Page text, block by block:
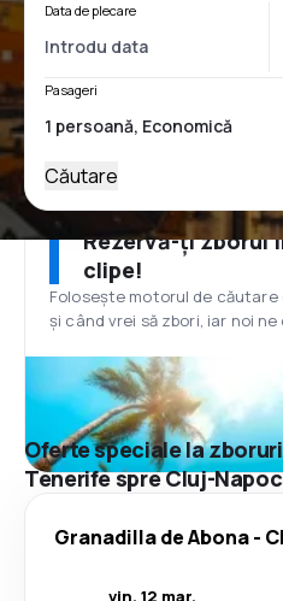
Data de plecare
Pasageri
Căutare
Rezervă-ți zborul
clipe!
Folosește motorul de căutare
și când vrei să zbori, iar noi
Oferte speciale la
Tenerife spre Cluj-
Granadilla de Abona-
vin. 12 mar.